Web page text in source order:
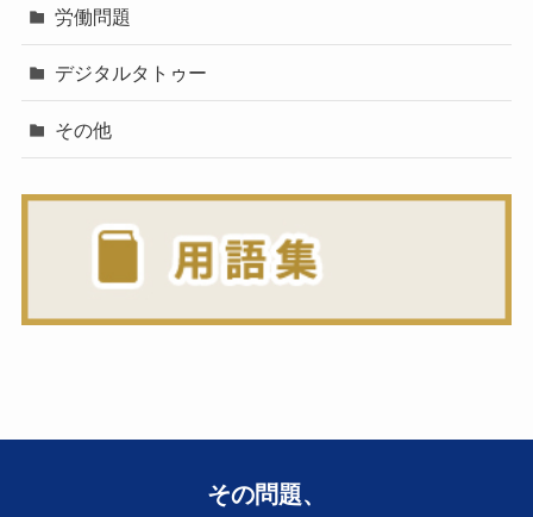
労働問題
デジタルタトゥー
その他
その問題、